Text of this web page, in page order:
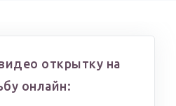
открытку на
онлайн: